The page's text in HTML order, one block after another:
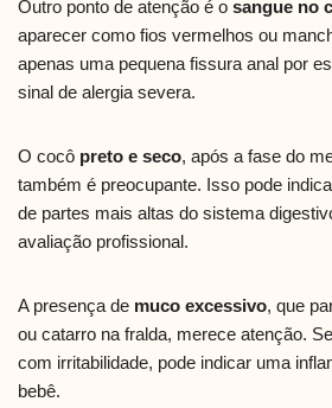
Outro ponto de atenção é o sangue no
aparecer como fios vermelhos ou
apenas uma pequena fissura anal por
sinal de alergia severa.
O cocô preto e seco, após a fase do
também é preocupante. Isso pode
de partes mais altas do sistema
avaliação profissional.
A presença de muco excessivo, que
ou catarro na fralda, merece atenção.
com irritabilidade, pode indicar uma
bebê.